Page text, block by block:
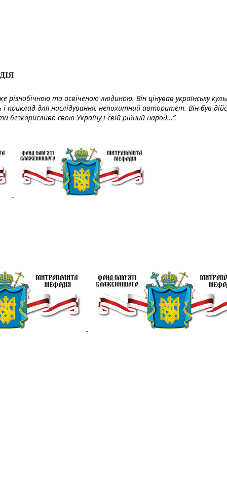
та освіченою людиною. Він цінував українську
для наслідування, непохитний авторитет. Він був
свою Україну і свій рідний народ…”.